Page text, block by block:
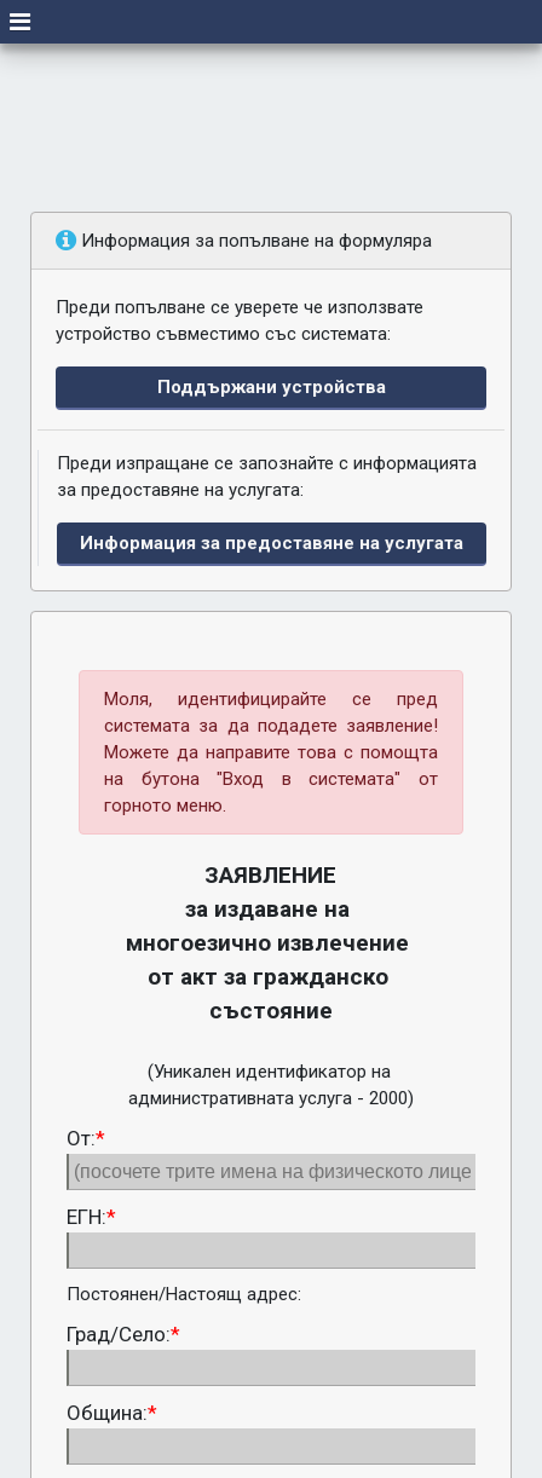
Информация за попълване на формуляра
Преди попълване се уверете че използвате
устройство съвместимо със системата:
Поддържани устройства
Преди изпращане се запознайте с информацията
за предоставяне на услугата:
Информация за предоставяне на услугата
Моля, идентифицирайте се пред
системата за да подадете заявление!
Можете да направите това с помощта
на бутона "Вход в системата" от
горното меню.
ЗАЯВЛЕНИЕ
за издаване на
многоезично извлечение
от акт за гражданско
състояние
(Уникален идентификатор на
административната услуга - 2000)
От:*
ЕГН:*
Постоянен/Настоящ адрес:
Град/Село:*
Община:*